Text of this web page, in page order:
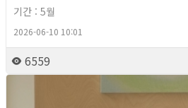
기간 : 5월
2026-06-10 10:01
6559